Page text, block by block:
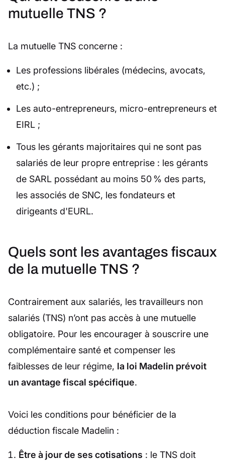
mutuelle TNS ?
La mutuelle TNS concerne :
Les professions libérales (médecins, avocats,
etc.) ;
Les auto-entrepreneurs, micro-entrepreneurs et
EIRL ;
Tous les gérants majoritaires qui ne sont pas
salariés de leur propre entreprise : les gérants
de SARL possédant au moins 50 % des parts,
les associés de SNC, les fondateurs et
dirigeants d'EURL.
Quels sont les avantages fiscaux
de la mutuelle TNS ?
Contrairement aux salariés, les travailleurs non
salariés (TNS) n’ont pas accès à une mutuelle
obligatoire. Pour les encourager à souscrire une
complémentaire santé et compenser les
faiblesses de leur régime, la loi Madelin prévoit
un avantage fiscal spécifique.
Voici les conditions pour bénéficier de la
déduction fiscale Madelin :
Être à jour de ses cotisations : le TNS doit